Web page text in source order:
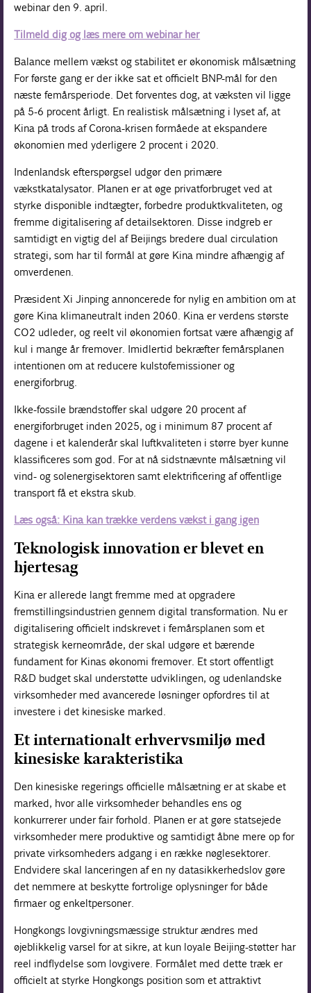
webinar den 9. april.
Tilmeld dig og læs mere om webinar her
Balance mellem vækst og stabilitet er økonomisk målsætning
For første gang er der ikke sat et officielt BNP-mål for den
næste femårsperiode. Det forventes dog, at væksten vil ligge
på 5-6 procent årligt. En realistisk målsætning i lyset af, at
Kina på trods af Corona-krisen formåede at ekspandere
økonomien med yderligere 2 procent i 2020.
Indenlandsk efterspørgsel udgør den primære
vækstkatalysator. Planen er at øge privatforbruget ved at
styrke disponible indtægter, forbedre produktkvaliteten, og
fremme digitalisering af detailsektoren. Disse indgreb er
samtidigt en vigtig del af Beijings bredere dual circulation
strategi, som har til formål at gøre Kina mindre afhængig af
omverdenen.
Præsident Xi Jinping annoncerede for nylig en ambition om at
gøre Kina klimaneutralt inden 2060. Kina er verdens største
CO2 udleder, og reelt vil økonomien fortsat være afhængig af
kul i mange år fremover. Imidlertid bekræfter femårsplanen
intentionen om at reducere kulstofemissioner og
energiforbrug.
Ikke-fossile brændstoffer skal udgøre 20 procent af
energiforbruget inden 2025, og i minimum 87 procent af
dagene i et kalenderår skal luftkvaliteten i større byer kunne
klassificeres som god. For at nå sidstnævnte målsætning vil
vind- og solenergisektoren samt elektrificering af offentlige
transport få et ekstra skub.
Læs også: Kina kan trække verdens vækst i gang igen
Teknologisk innovation er blevet en
hjertesag
Kina er allerede langt fremme med at opgradere
fremstillingsindustrien gennem digital transformation. Nu er
digitalisering officielt indskrevet i femårsplanen som et
strategisk kerneområde, der skal udgøre et bærende
fundament for Kinas økonomi fremover. Et stort offentligt
R&D budget skal understøtte udviklingen, og udenlandske
virksomheder med avancerede løsninger opfordres til at
investere i det kinesiske marked.
Et internationalt erhvervsmiljø med
kinesiske karakteristika
Den kinesiske regerings officielle målsætning er at skabe et
marked, hvor alle virksomheder behandles ens og
konkurrerer under fair forhold. Planen er at gøre statsejede
virksomheder mere produktive og samtidigt åbne mere op for
private virksomheders adgang i en række nøglesektorer.
Endvidere skal lanceringen af en ny datasikkerhedslov gøre
det nemmere at beskytte fortrolige oplysninger for både
firmaer og enkeltpersoner.
Hongkongs lovgivningsmæssige struktur ændres med
øjeblikkelig varsel for at sikre, at kun loyale Beijing-støtter har
reel indflydelse som lovgivere. Formålet med dette træk er
officielt at styrke Hongkongs position som et attraktivt